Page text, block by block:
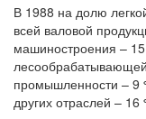
В 1988 на долю
всей валовой
машиностроения – 15
промышленности – 9
других отраслей – 16